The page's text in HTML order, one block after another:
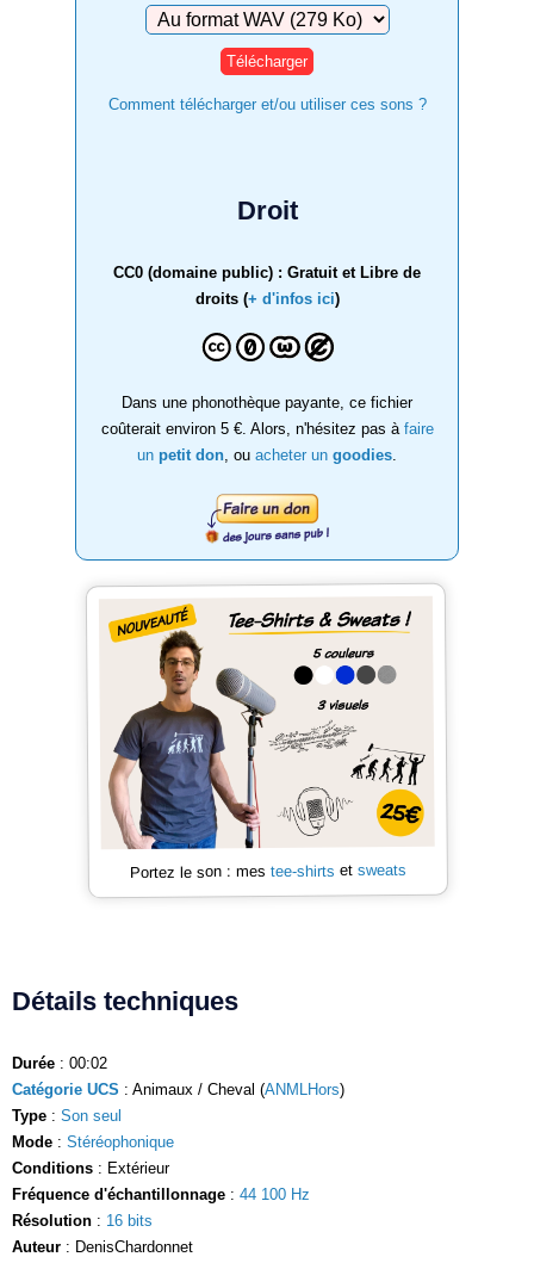
Télécharger
Comment télécharger et/ou utiliser ces sons ?
Droit
CC0 (domaine public) : Gratuit et Libre de
droits (+ d'infos ici)
Dans une phonothèque payante, ce fichier
coûterait environ 5 €. Alors, n'hésitez pas à faire
un petit don , ou acheter un goodies
Portez le son : mes tee-shirts et sweats
Détails techniques
Durée : 00:02
Catégorie UCS : Animaux / Cheval (ANMLHors)
Type : Son seul
Mode : Stéréophonique
Conditions : Extérieur
Fréquence d'échantillonnage : 44 100 Hz
Résolution : 16 bits
Auteur : DenisChardonnet